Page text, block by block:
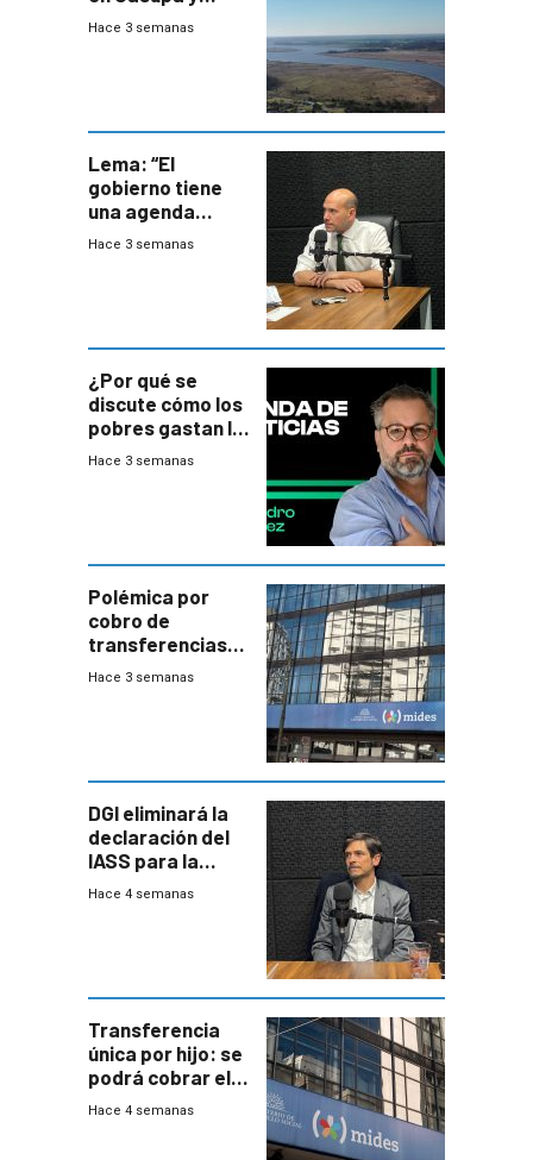
firma demanda
Hace 3 semanas
Lema: “El
gobierno tiene
una agenda
destructiva”
Hace 3 semanas
¿Por qué se
discute cómo los
pobres gastan la
plata?
Hace 3 semanas
Polémica por
cobro de
transferencias
del Mides en
Hace 3 semanas
DGI eliminará la
declaración del
IASS para la
mayoría de los
Hace 4 semanas
Transferencia
única por hijo: se
podrá cobrar el
100% en efectivo
Hace 4 semanas